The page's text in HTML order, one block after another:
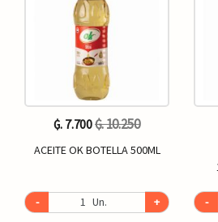
₲. 7.700₲. 10.250
ACEITE OK BOTELLA 500ML
- Un. + -